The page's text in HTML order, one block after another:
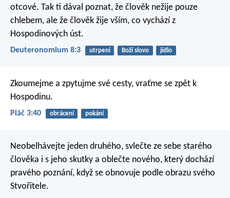
otcové. Tak ti dával poznat, že člověk nežije pouze
chlebem, ale že člověk žije vším, co vychází z
Hospodinových úst.
Deuteronomium 8:3 utrpení Boží slovo jídlo
Zkoumejme a zpytujme své cesty, vraťme se zpět k
Hospodinu.
Pláč 3:40 obrácení pokání
Neobelhávejte jeden druhého, svlečte ze sebe starého
člověka i s jeho skutky a oblečte nového, který dochází
pravého poznání, když se obnovuje podle obrazu svého
Stvořitele.